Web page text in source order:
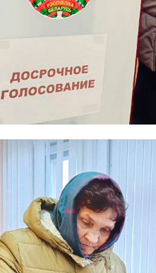
Газета
"Драгічынскі Веснік"